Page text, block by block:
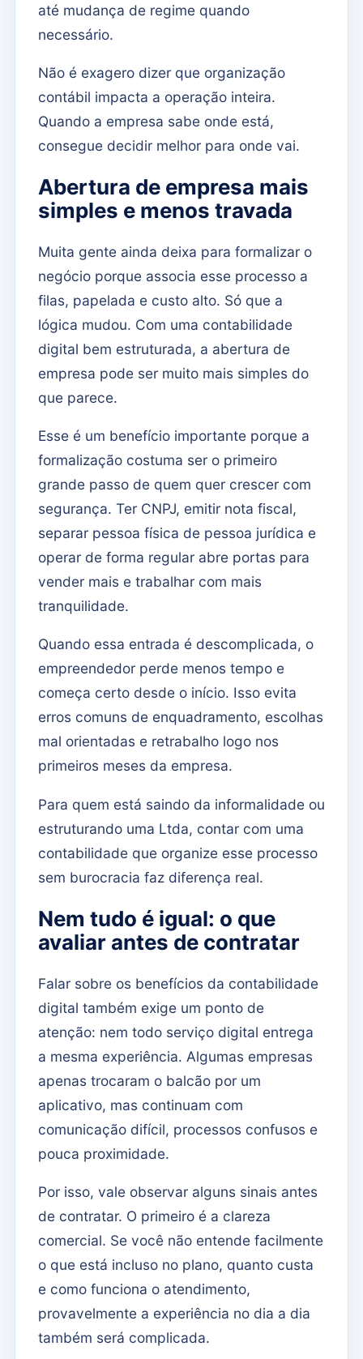
até mudança de regime quando
necessário.
Não é exagero dizer que organização
contábil impacta a operação inteira.
Quando a empresa sabe onde está,
consegue decidir melhor para onde vai.
Abertura de empresa mais
simples e menos travada
Muita gente ainda deixa para formalizar o
negócio porque associa esse processo a
filas, papelada e custo alto. Só que a
lógica mudou. Com uma contabilidade
digital bem estruturada, a abertura de
empresa pode ser muito mais simples do
que parece.
Esse é um benefício importante porque a
formalização costuma ser o primeiro
grande passo de quem quer crescer com
segurança. Ter CNPJ, emitir nota fiscal,
separar pessoa física de pessoa jurídica e
operar de forma regular abre portas para
vender mais e trabalhar com mais
tranquilidade.
Quando essa entrada é descomplicada, o
empreendedor perde menos tempo e
começa certo desde o início. Isso evita
erros comuns de enquadramento, escolhas
mal orientadas e retrabalho logo nos
primeiros meses da empresa.
Para quem está saindo da informalidade ou
estruturando uma Ltda, contar com uma
contabilidade que organize esse processo
sem burocracia faz diferença real.
Nem tudo é igual: o que
avaliar antes de contratar
Falar sobre os benefícios da contabilidade
digital também exige um ponto de
atenção: nem todo serviço digital entrega
a mesma experiência. Algumas empresas
apenas trocaram o balcão por um
aplicativo, mas continuam com
comunicação difícil, processos confusos e
pouca proximidade.
Por isso, vale observar alguns sinais antes
de contratar. O primeiro é a clareza
comercial. Se você não entende facilmente
o que está incluso no plano, quanto custa
e como funciona o atendimento,
provavelmente a experiência no dia a dia
também será complicada.